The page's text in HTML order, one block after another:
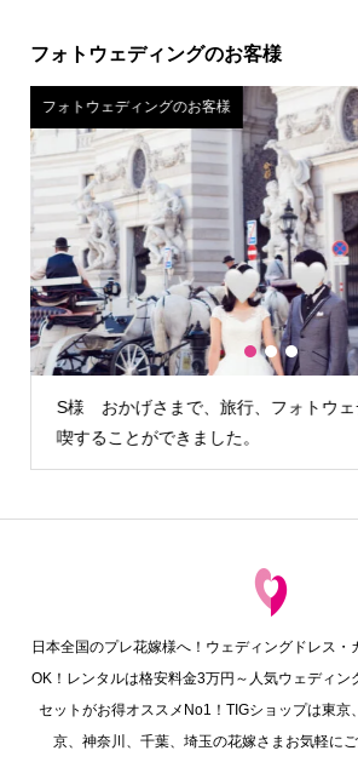
フォトウェディングのお客様
H様 カメラマンさんが雨の降ら
でも写真を撮る…
フォトウェディングのお客様
1 2 3
日本全国のプレ花嫁様へ！ウェディングドレス・
OK！レンタルは格安料金3万円～人気ウェディン
セットがお得オススメNo1！TIGショップは東京
京、神奈川、千葉、埼玉の花嫁さまお気軽に